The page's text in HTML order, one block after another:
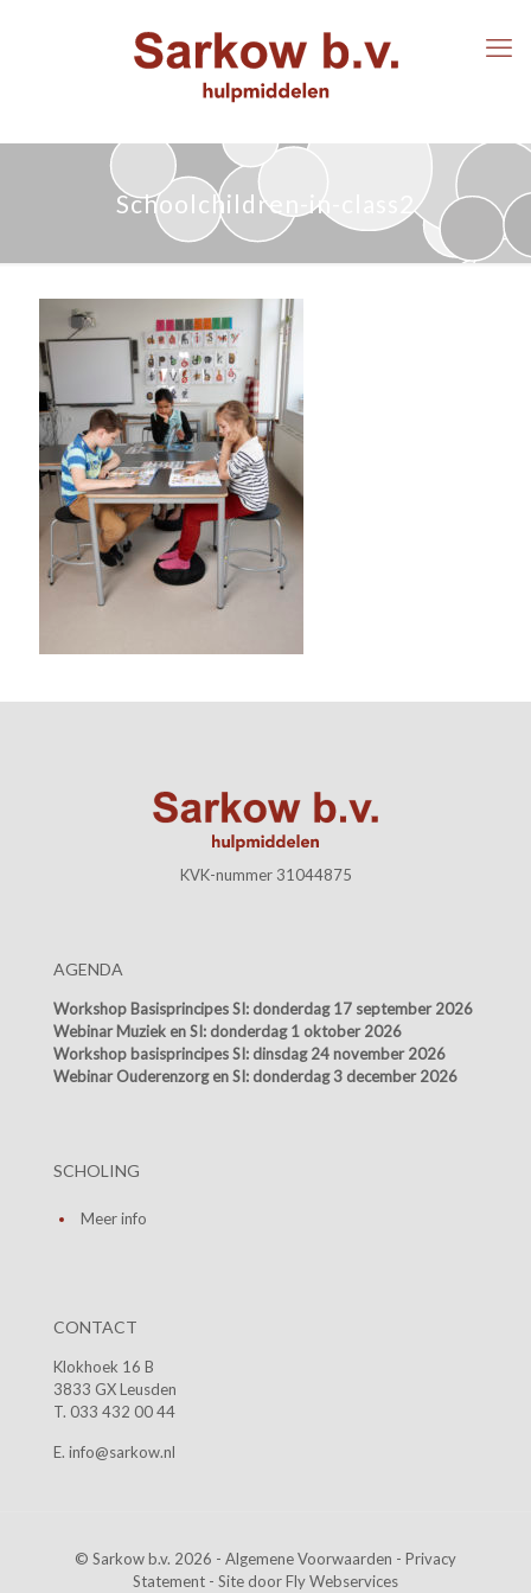
Schoolchildren-in-class2
KVK-nummer 31044875
AGENDA
Workshop Basisprincipes SI: donderdag 17 september 2026
Webinar Muziek en SI: donderdag 1 oktober 2026
Workshop basisprincipes SI: dinsdag 24 november 2026
Webinar Ouderenzorg en SI: donderdag 3 december 2026
SCHOLING
Meer info
CONTACT
Klokhoek 16 B
3833 GX Leusden
T. 033 432 00 44
E. info@sarkow.nl
© Sarkow b.v. 2026 - Algemene Voorwaarden - Privacy
Statement - Site doorFly Webservices